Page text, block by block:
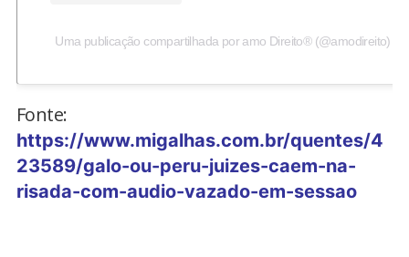
Uma publicação compartilhada por amo Direito® (@amodireito)
Fonte:
https://www.migalhas.com.br/quentes/4
23589/galo-ou-peru-juizes-caem-na-
risada-com-audio-vazado-em-sessao